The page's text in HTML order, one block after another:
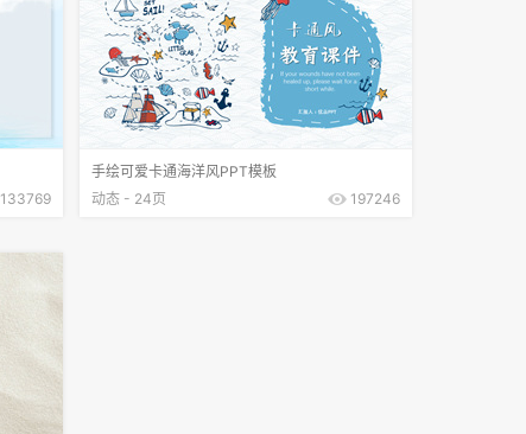
133769
手绘可爱卡通海洋风PPT模板
动态 - 24页
197246